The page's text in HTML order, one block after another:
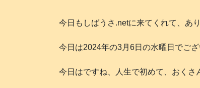
今日もしばうさ.netに来てくれて、あ
今日は2024年の3月6日の水曜日でご
今日はですね、人生で初めて、おく